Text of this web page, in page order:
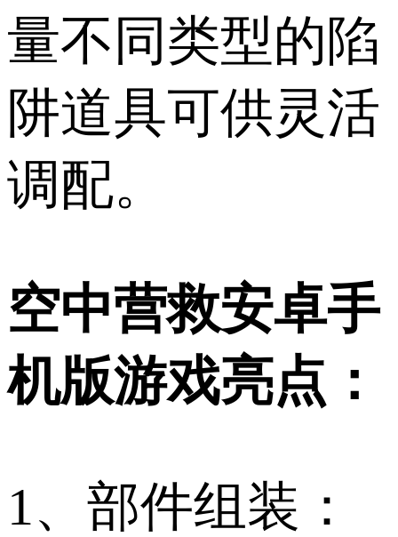
量不同类型的陷
阱道具可供灵活
调配。
空中营救安卓手
机版游戏亮点：
1、部件组装：